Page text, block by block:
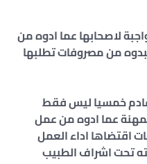
لاصحابها عما ادوه من
من مصروفات تطلبها
خمسيا ليس فقط
عما ادوه من عمل
اقتضاها اداء العمل
تحت اشراف الطبيب